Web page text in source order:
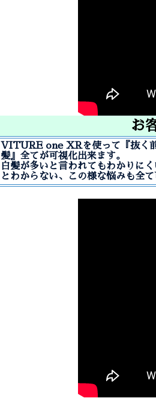
お
VITURE one XRを使って『抜く前
髪』全てが可視化出来ます。
白髪が多いと言われてもわかりに
とわからない、この様な悩みも全